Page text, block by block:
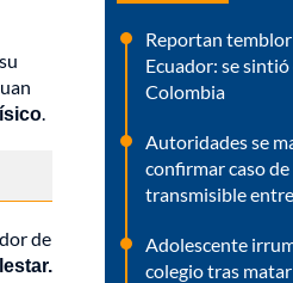
.
de
Reportan
Ecuador: se
Colombia
Autoridades se
confirmar caso
transmisible
Adolescente
colegio tras